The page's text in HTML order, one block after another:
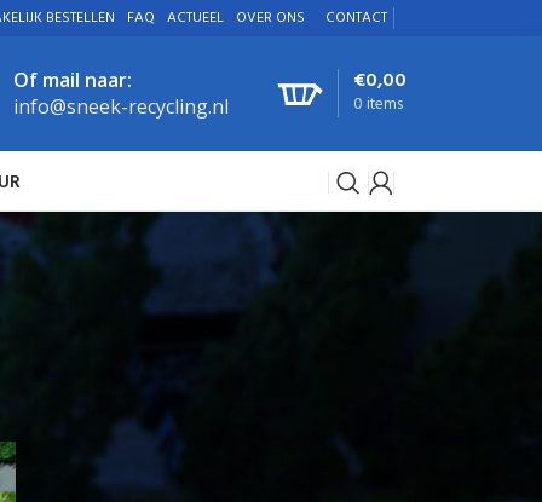
BESTELLEN FAQ ACTUEEL OVER ONS CONTACT
Of mail naar:
info@sneek-recycling.nl
0 items
€0,00
Vacature: Commercieel
Medewerker Binnendienst
gezocht
10 juni 2026